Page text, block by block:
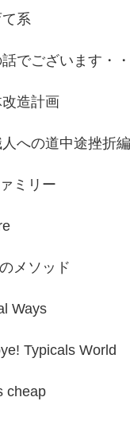
系
でございます・・
造計画
への道中途挫折編
ミリー
メソッド
Ways
Typicals World
cheap